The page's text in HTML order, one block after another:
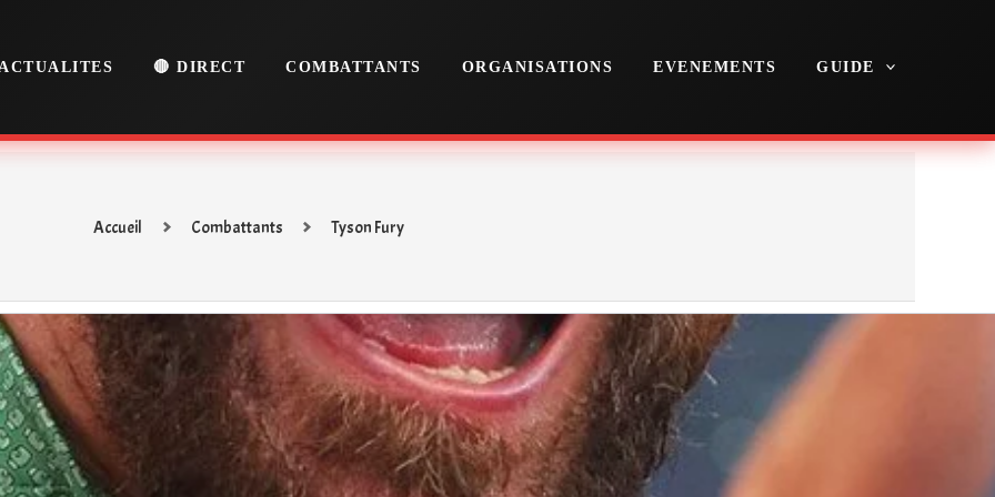
ACTUALITES 🔴 DIRECT COMBATTANTS ORGANISATIONS EVENEMENTS GUIDE
Accueil Combattants Tyson Fury